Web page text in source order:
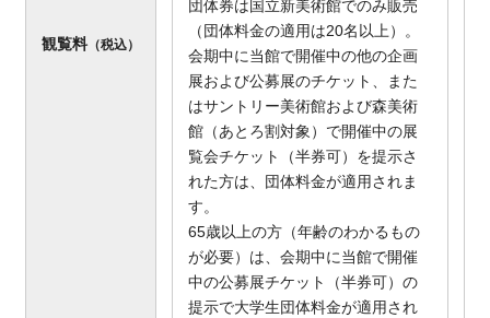
観覧料（税込）
団体券は国立新美術館でのみ販売
（団体料金の適用は20名以上）。
会期中に当館で開催中の他の企画
展および公募展のチケット、また
はサントリー美術館および森美術
館（あとろ割対象）で開催中の展
覧会チケット（半券可）を提示さ
れた方は、団体料金が適用されま
す。
65歳以上の方（年齢のわかるもの
が必要）は、会期中に当館で開催
中の公募展チケット（半券可）の
提示で大学生団体料金が適用され